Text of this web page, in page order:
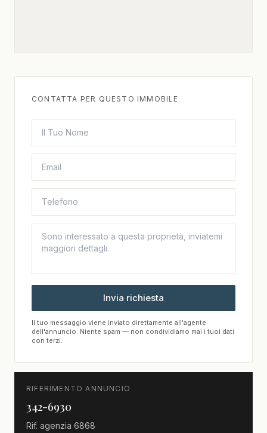
CONTATTA PER QUESTO IMMOBILE
Invia richiesta
Il tuo messaggio viene inviato direttamente all'agente
dell'annuncio. Niente spam — non condividiamo mai i tuoi dati
con terzi.
RIFERIMENTO ANNUNCIO
342-6930
Rif. agenzia 6868